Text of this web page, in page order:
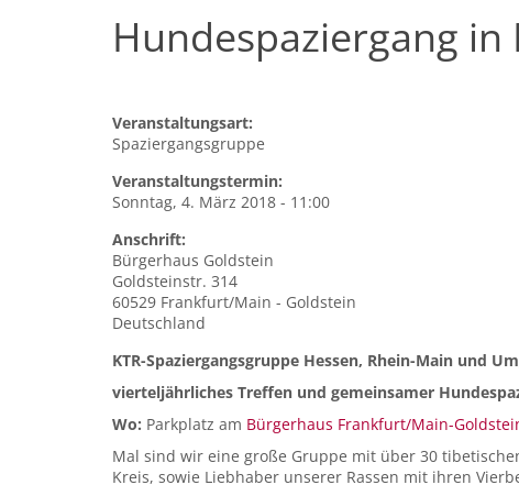
Hundespaziergang
Veranstaltungsart:
Spaziergangsgruppe
Veranstaltungstermin:
Sonntag, 4. März 2018 - 11:00
Anschrift:
Bürgerhaus Goldstein
Goldsteinstr. 314
60529 Frankfurt/Main - Goldstein
Deutschland
KTR-Spaziergangsgruppe Hessen, Rhein-Main und
vierteljährliches Treffen und gemeinsamer
Wo: Parkplatz am Bürgerhaus Frankfurt/Main-
Mal sind wir eine große Gruppe mit über 30
Kreis, sowie Liebhaber unserer Rassen mit ihren